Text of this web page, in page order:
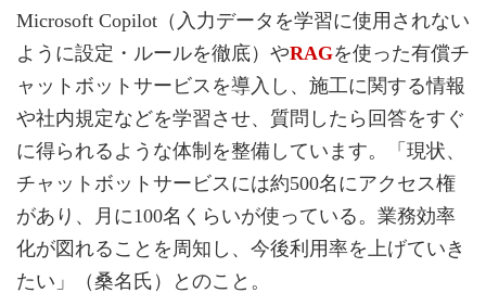
Microsoft Copilot（入力データを学習に使用されない
ように設定・ルールを徹底）やRAGを使った有償チ
ャットボットサービスを導入し、施工に関する情報
や社内規定などを学習させ、質問したら回答をすぐ
に得られるような体制を整備しています。「現状、
チャットボットサービスには約500名にアクセス権
があり、月に100名くらいが使っている。業務効率
化が図れることを周知し、今後利用率を上げていき
たい」（桑名氏）とのこと。